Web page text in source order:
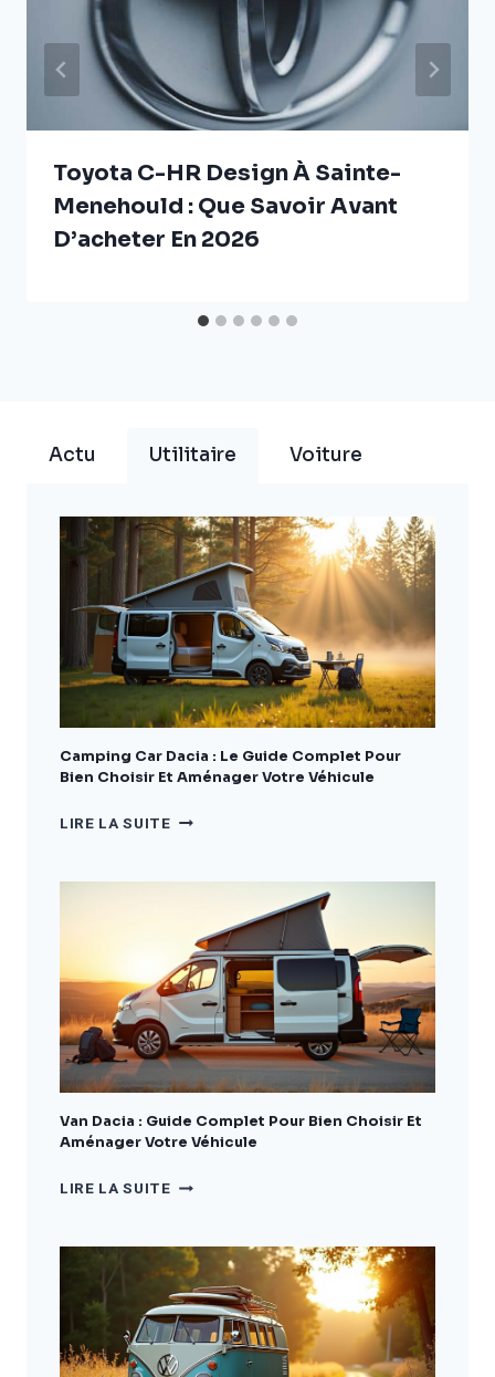
Toyota C-HR Design À Sainte-
Menehould : Que Savoir Avant
D’acheter En 2026
Actu Utilitaire Voiture
Camping Car Dacia : Le Guide Complet Pour
Bien Choisir Et Aménager Votre Véhicule
LIRE LA SUITECAMPING
:
GUIDE
COMPLET
POUR
BIEN
CHOISIR
ET
AMÉNAGER
VOTRE
VÉHICULE
Van Dacia : Guide Complet Pour Bien Choisir Et
Aménager Votre Véhicule
LIRE LA SUITEVAN
GUIDE
COMPLET
POUR
BIEN
CHOISIR
ET